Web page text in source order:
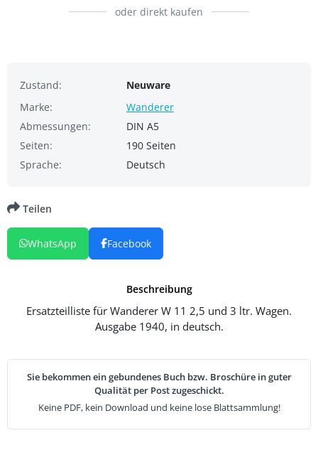
oder direkt kaufen
Zustand:
Neuware
Marke:
Wanderer
Abmessungen:
DIN A5
Seiten:
190 Seiten
Sprache:
Deutsch
Beschreibung
Ersatzteilliste für Wanderer W 11 2,5 und 3 ltr. Wagen.
Ausgabe 1940, in deutsch.
Sie bekommen ein gebundenes Buch bzw. Broschüre in guter
Qualität per Post zugeschickt.
Keine PDF, kein Download und keine lose Blattsammlung!
Teilen
WhatsApp Facebook